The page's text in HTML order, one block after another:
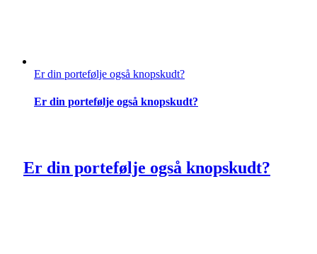
Er din portefølje også knopskudt?
Er din portefølje også knopskudt?
Er din portefølje også knopskudt?